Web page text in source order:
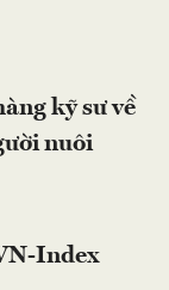
kỹ sư về
nuôi
Index